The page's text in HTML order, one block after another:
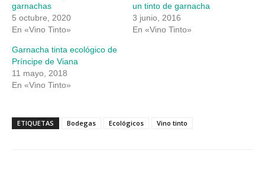
garnachas
5 octubre, 2020
En «Vino Tinto»
un tinto de garnacha
3 junio, 2016
En «Vino Tinto»
Garnacha tinta ecológico de
Príncipe de Viana
11 mayo, 2018
En «Vino Tinto»
ETIQUETAS Bodegas Ecológicos Vino tinto